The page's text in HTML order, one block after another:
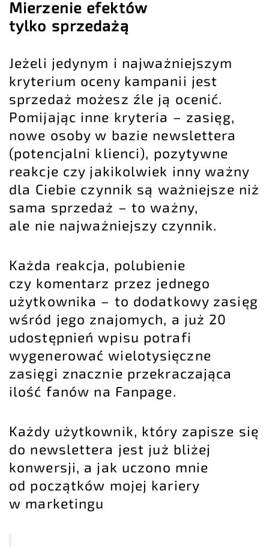
Mierzenie efektów
tylko sprzedażą
Jeżeli jedynym i najważniejszym
kryterium oceny kampanii jest
sprzedaż możesz źle ją ocenić.
Pomijając inne kryteria – zasięg,
nowe osoby w bazie newslettera
(potencjalni klienci), pozytywne
reakcje czy jakikolwiek inny ważny
dla Ciebie czynnik są ważniejsze niż
sama sprzedaż – to ważny,
ale nie najważniejszy czynnik.
Każda reakcja, polubienie
czy komentarz przez jednego
użytkownika – to dodatkowy zasięg
wśród jego znajomych, a już 20
udostępnień wpisu potrafi
wygenerować wielotysięczne
zasięgi znacznie przekraczająca
ilość fanów na Fanpage.
Każdy użytkownik, który zapisze się
do newslettera jest już bliżej
konwersji, a jak uczono mnie
od początków mojej kariery
w marketingu